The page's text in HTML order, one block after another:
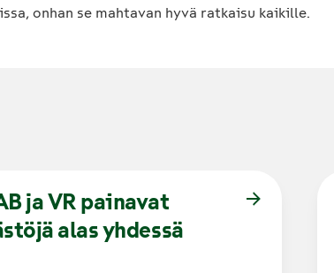
onhan se mahtavan hyvä ratkaisu kaikille.
ja VR painavat
alas yhdessä